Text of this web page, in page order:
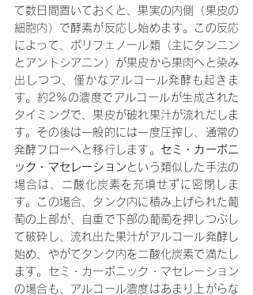
て数日間置いておくと、果実の内側（果皮の
細胞内）で酵素が反応し始めます。この反応
によって、ポリフェノール類（主にタンニン
とアントシアニン）が果皮から果肉へと染み
出しつつ、僅かなアルコール発酵も起きま
す。約2%の濃度でアルコールが生成された
タイミングで、果皮が破れ果汁が流れだしま
す。その後は一般的には一度圧搾し、通常の
発酵フローへと移行します。 セミ・カーボニ
ック・マセレーション という類似した手法の
場合は、二酸化炭素を充填せずに密閉しま
す。この場合、タンク内に積み上げられた葡
萄の上部が、自重で下部の葡萄を押しつぶし
て破砕し、流れ出た果汁がアルコール発酵し
始め、やがてタンク内を二酸化炭素で満たし
ます。セミ・カーボニック・マセレーション
の場合も、アルコール濃度はあまり上がらな